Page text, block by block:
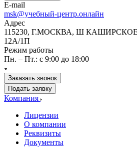
E-mail
msk@учебный-центр.онлайн
Адрес
115230, Г.МОСКВА, Ш
12А/1П
Режим работы
Пн. – Пт.: с 9:00 до 18:00
Заказать звонок
Подать заявку
Компания
Лицензии
О компании
Реквизиты
Документы